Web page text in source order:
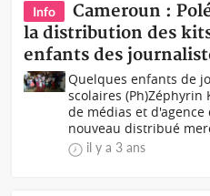
Info
Cameroun :
la distribution des
enfants des
Quelques enfants de
scolaires (Ph)Zéphyrin
de médias et
nouveau distribué
il y a 3 ans